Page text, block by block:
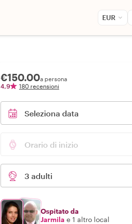
EUR
€150.00a persona
4,9
180 recensioni
Seleziona data
Orario di inizio
3 adulti
Ospitato da
Jarmila e 1 altro local